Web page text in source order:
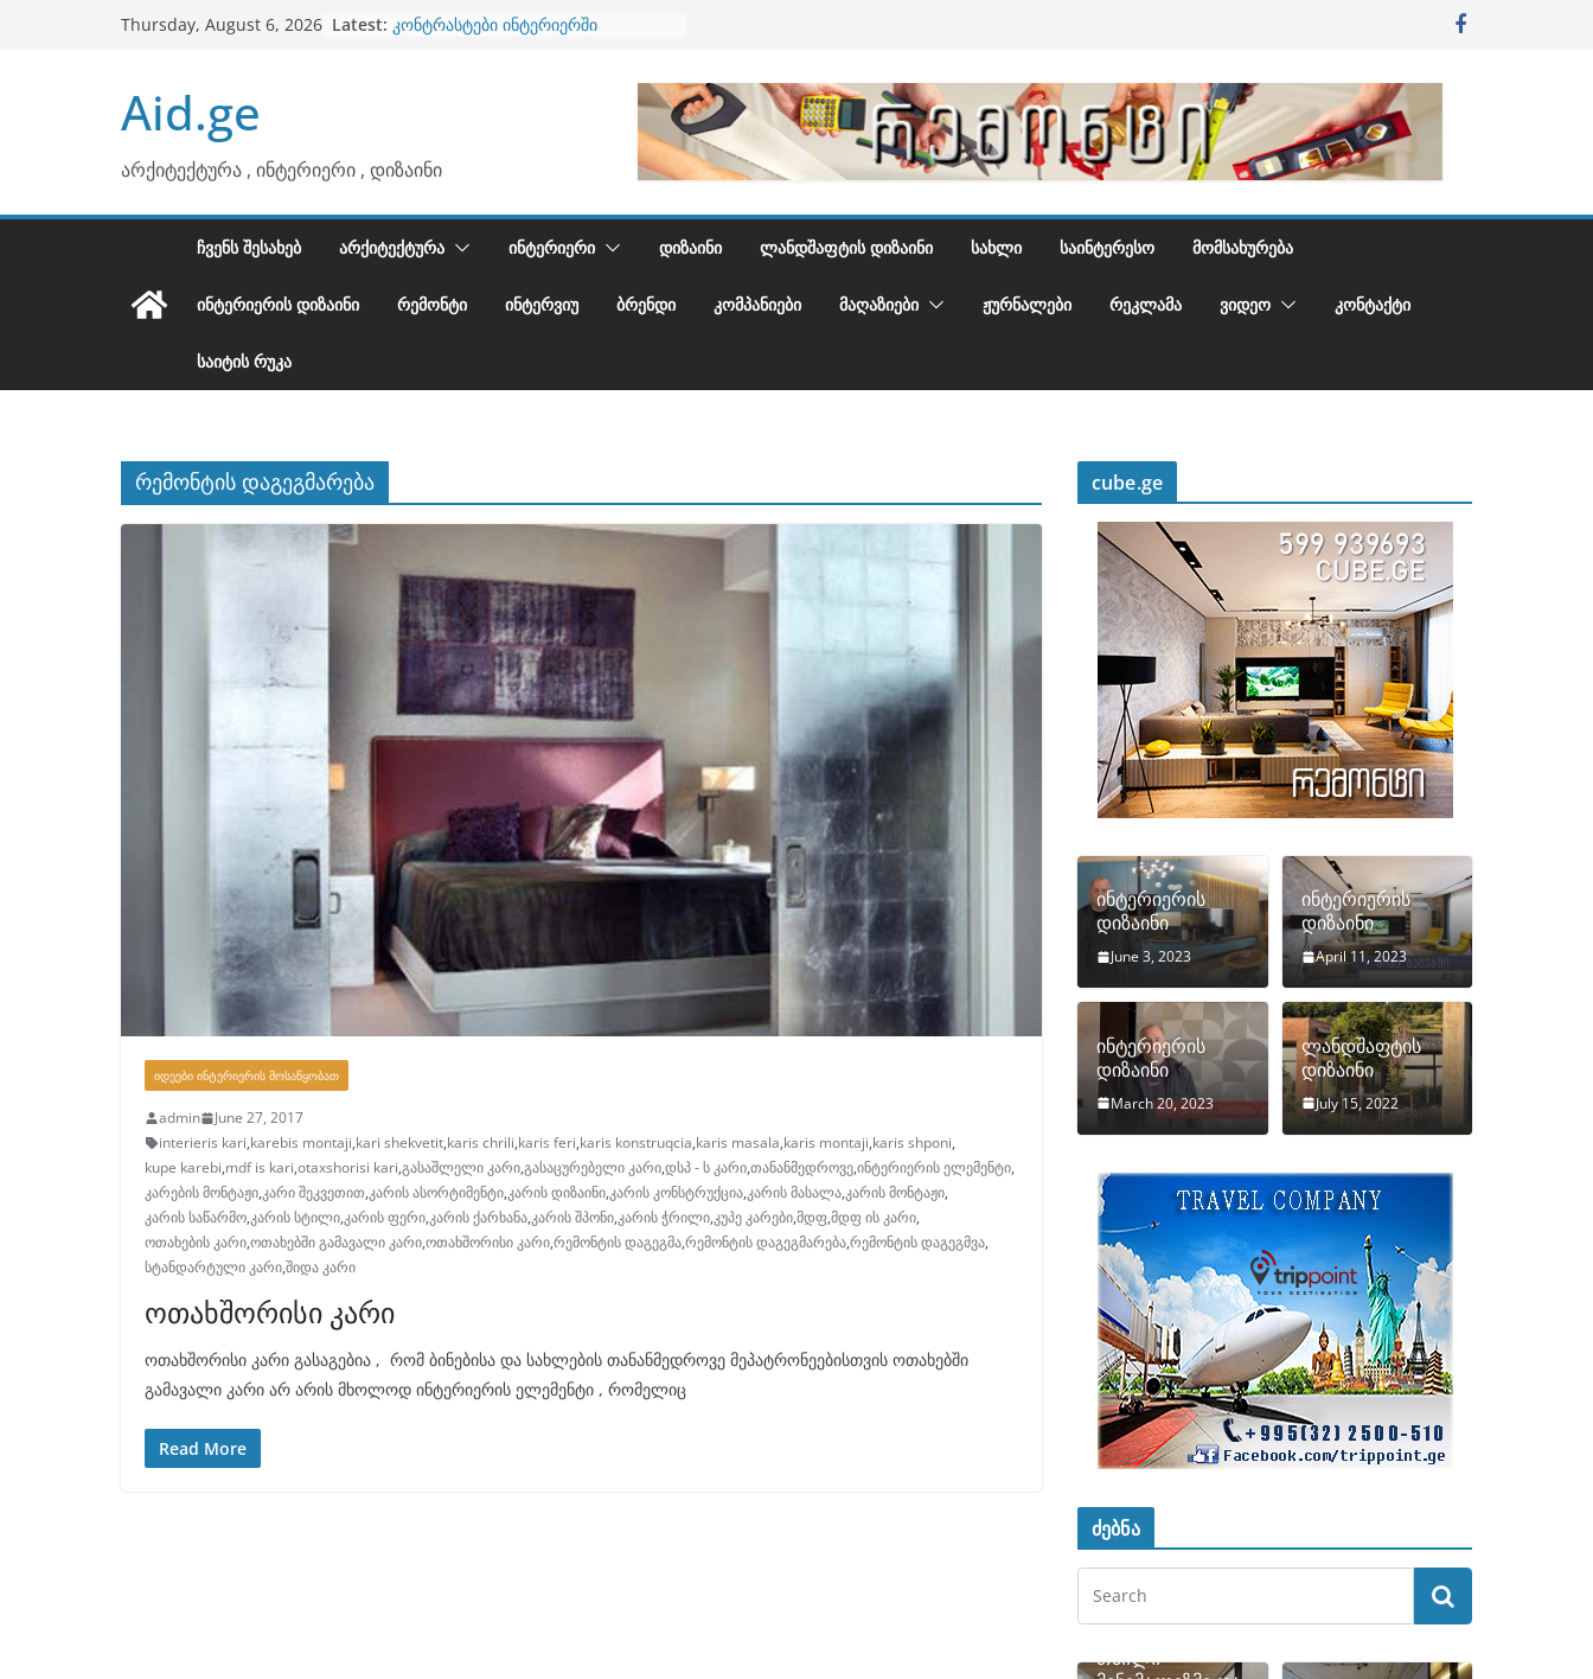
Thursday, August 6, 2026 Latest: კონტრასტები ინტერიერში
Aid.ge
არქიტექტურა , ინტერიერი , დიზაინი
ᲩᲕᲔᲜᲡ ᲨᲔᲡᲐᲮᲔᲑ ᲐᲠᲥᲘᲢᲔᲥᲢᲣᲠᲐ ᲘᲜᲢᲔᲠᲘᲔᲠᲘ ᲓᲘᲖᲐᲘᲜᲘ ᲚᲐᲜᲓᲨᲐᲤᲢᲘᲡ ᲓᲘᲖᲐᲘᲜᲘ ᲡᲐᲮᲚᲘ ᲡᲐᲘᲜᲢᲔᲠᲔᲡᲝ ᲛᲝᲛᲡᲐᲮᲣᲠᲔᲑᲐ
ᲘᲜᲢᲔᲠᲘᲔᲠᲘᲡ ᲓᲘᲖᲐᲘᲜᲘ ᲠᲔᲛᲝᲜᲢᲘ ᲘᲜᲢᲔᲠᲕᲘᲣ ᲑᲠᲔᲜᲓᲘ ᲙᲝᲛᲞᲐᲜᲘᲔᲑᲘ ᲛᲐᲦᲐᲖᲘᲔᲑᲘ ᲟᲣᲠᲜᲐᲚᲔᲑᲘ ᲠᲔᲙᲚᲐᲛᲐ ᲕᲘᲓᲔᲝ ᲙᲝᲜᲢᲐᲥᲢᲘ
ᲡᲐᲘᲢᲘᲡ ᲠᲣᲙᲐ
რემონტის დაგეგმარება
ᲘᲓᲔᲔᲑᲘ ᲘᲜᲢᲔᲠᲘᲔᲠᲘᲡ ᲛᲝᲡᲐᲬᲧᲝᲑᲐᲗ
admin
June 27, 2017
interieris kari,karebis montaji,kari shekvetit,karis chrili,karis feri,karis konstruqcia,karis masala,karis montaji,karis shponi,
kupe karebi,mdf is kari,otaxshorisi kari,გასაშლელი კარი,გასაცურებელი კარი,დსპ - ს კარი,თანანმედროვე,ინტერიერის ელემენტი,
კარების მონტაჟი,კარი შეკვეთით,კარის ასორტიმენტი,კარის დიზაინი,კარის კონსტრუქცია,კარის მასალა,კარის მონტაჟი,
კარის საწარმო,კარის სტილი,კარის ფერი,კარის ქარხანა,კარის შპონი,კარის ჭრილი,კუპე კარები,მდფ,მდფ ის კარი,
ოთახების კარი,ოთახებში გამავალი კარი,ოთახშორისი კარი,რემონტის დაგეგმა,რემონტის დაგეგმარება,რემონტის დაგეგმვა,
სტანდარტული კარი,შიდა კარი
ოთახშორისი კარი
ოთახშორისი კარი გასაგებია , რომ ბინებისა და სახლების თანანმედროვე მეპატრონეებისთვის ოთახებში
გამავალი კარი არ არის მხოლოდ ინტერიერის ელემენტი , რომელიც
Read More
cube.ge
ინტერიერის
დიზაინი
June 3, 2023
ინტერიერის
დიზაინი
April 11, 2023
ინტერიერის
დიზაინი
March 20, 2023
ლანდშაფტის
დიზაინი
July 15, 2022
ძებნა
თბილი